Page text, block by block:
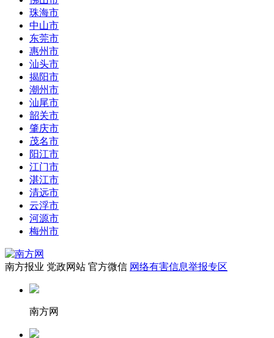
珠海市
中山市
东莞市
惠州市
汕头市
揭阳市
潮州市
汕尾市
韶关市
肇庆市
茂名市
阳江市
江门市
湛江市
清远市
云浮市
河源市
梅州市
南方报业 党政网站 官方微信 网络有害信息举报专区
南方网